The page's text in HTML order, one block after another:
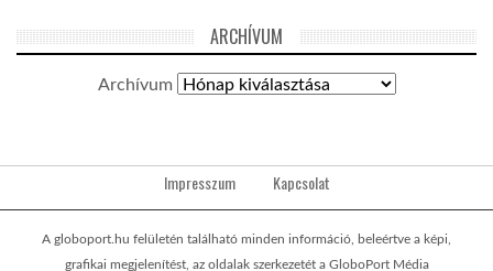
ARCHÍVUM
Archívum
Impresszum Kapcsolat
A globoport.hu felületén található minden információ, beleértve a képi,
grafikai megjelenítést, az oldalak szerkezetét a GloboPort Média